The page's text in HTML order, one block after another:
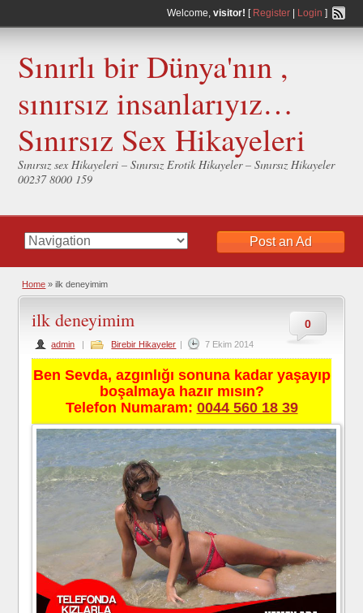
Welcome, visitor! [ Register| Login ]
Sınırlı bir Dünya'nın ,
sınırsız insanlarıyız…
Sınırsız Sex Hikayeleri
Sınırsız sex Hikayeleri – Sınırsız Erotik Hikayeler – Sınırsız Hikayeler
00237 8000 159
Post an Ad
Home » ilk deneyimim
0
ilk deneyimim
admin | Birebir Hikayeler | 7 Ekim 2014
Ben Sevda, azgınlığı sonuna kadar yaşayıp
boşalmaya hazır mısın?
Telefon Numaram: 0044 560 18 39